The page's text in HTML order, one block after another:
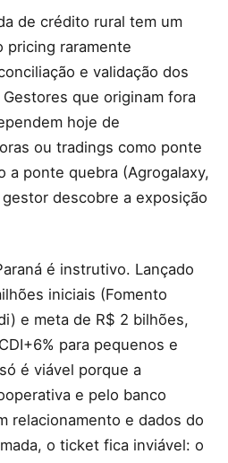
de crédito rural tem um
pricing raramente
e validação dos
que originam fora
hoje de
ou tradings como ponte
a ponte quebra (Agrogalaxy,
descobre a exposição
é instrutivo. Lançado
iniciais (Fomento
e meta de R$ 2 bilhões,
para pequenos e
é viável porque a
e pelo banco
relacionamento e dados do
o ticket fica inviável: o